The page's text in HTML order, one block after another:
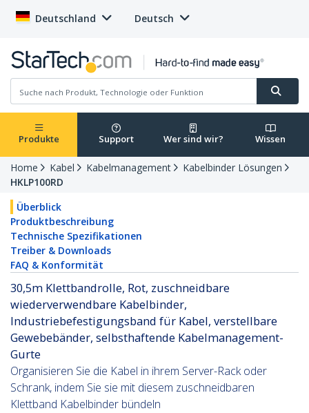
Deutschland Deutsch
Produkte Support Wer sind wir? Wissen
Home Kabel Kabelmanagement
Kabelbinder Lösungen
HKLP100RD
Überblick
Produktbeschreibung
Technische Spezifikationen
Treiber & Downloads
FAQ & Konformität
30,5m Klettbandrolle, Rot, zuschneidbare
wiederverwendbare Kabelbinder,
Industriebefestigungsband für Kabel, verstellbare
Gewebebänder, selbsthaftende Kabelmanagement-
Gurte
Organisieren Sie die Kabel in ihrem Server-Rack oder
Schrank, indem Sie sie mit diesem zuschneidbaren
Klettband Kabelbinder bündeln